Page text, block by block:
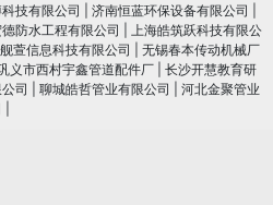
技有限公司 济南恒蓝环保设备有限公司
防水工程有限公司
上海皓筑跃科技有限公
舰萱信息科技有限公司
无锡春本传动机械厂
义市西村宇鑫管道配件厂
长沙开慧教育研
司 聊城皓哲管业有限公司
河北金聚管业